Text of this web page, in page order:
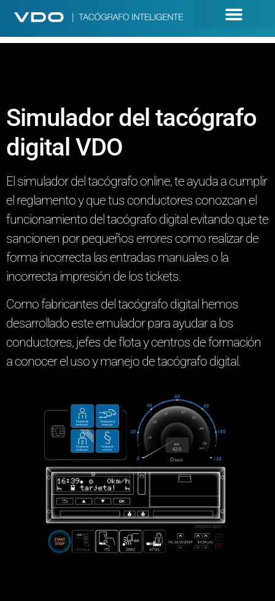
Simulador del tacógrafo
digital VDO
El simulador del tacógrafo online, te ayuda a cumplir
el reglamento y que tus conductores conozcan el
funcionamiento del tacógrafo digital evitando que te
sancionen por pequeños errores como realizar de
forma incorrecta las entradas manuales o la
incorrecta impresión de los tickets.
Como fabricantes del tacógrafo digital hemos
desarrollado este emulador para ayudar a los
conductores, jefes de flota y centros de formación
a conocer el uso y manejo de tacógrafo digital.